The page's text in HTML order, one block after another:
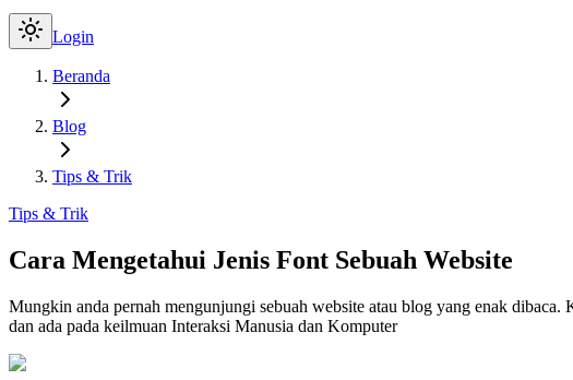
Login
Beranda
Blog
Tips & Trik
Tips & Trik
Cara Mengetahui Jenis Font Sebuah Website
Mungkin anda pernah mengunjungi sebuah website atau blog yang enak
dan ada pada keilmuan Interaksi Manusia dan Komputer